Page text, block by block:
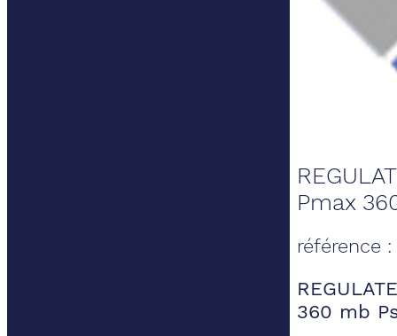
Pmax
référence :
360 mb